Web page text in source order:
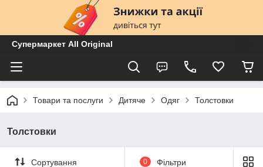
Супермаркет All Original
Товари та послуги Дитяче Одяг Толстовки
Толстовки
Сортування 0 Фільтри